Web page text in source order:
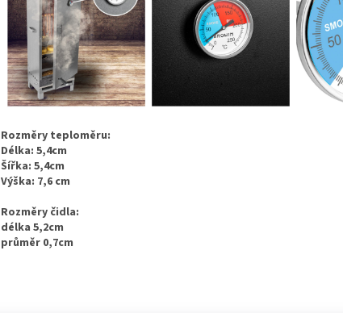
Rozměry teploměru:
Délka: 5,4cm
Šířka: 5,4cm
Výška: 7,6 cm
Rozměry čidla:
délka 5,2cm
průměr 0,7cm